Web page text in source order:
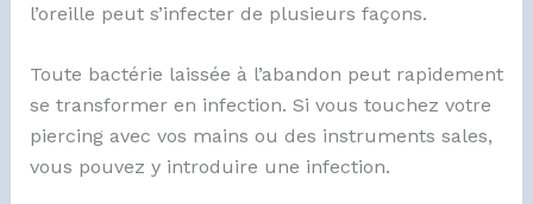
l’oreille peut s’infecter de plusieurs façons.
Toute bactérie laissée à l’abandon peut rapidement
se transformer en infection. Si vous touchez votre
piercing avec vos mains ou des instruments sales,
vous pouvez y introduire une infection.